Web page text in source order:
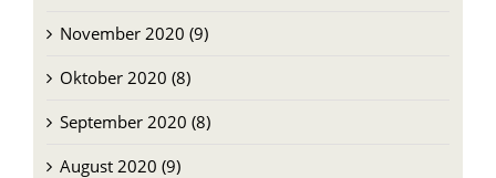
November 2020 (9)
Oktober 2020 (8)
September 2020 (8)
August 2020 (9)